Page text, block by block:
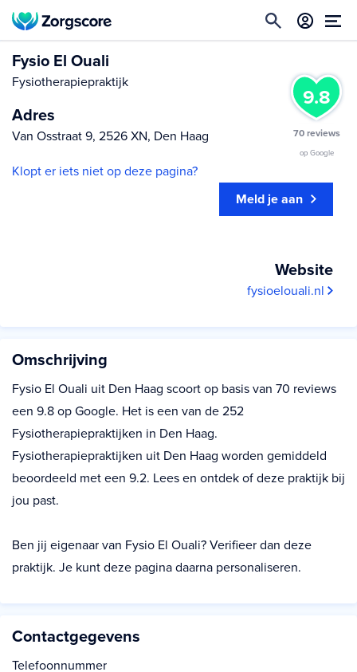
9.8
70 reviews
op Google
Fysio El Ouali
Fysiotherapiepraktijk
Adres
Van Osstraat 9, 2526 XN, Den Haag
Klopt er iets niet op deze pagina?
Meld je aan
Website
fysioelouali.nl
Omschrijving
Fysio El Ouali uit Den Haag scoort op basis van 70 reviews
een 9.8 op Google. Het is een van de 252
Fysiotherapiepraktijken in Den Haag.
Fysiotherapiepraktijken uit Den Haag worden gemiddeld
beoordeeld met een 9.2. Lees en ontdek of deze praktijk bij
jou past.
Ben jij eigenaar van Fysio El Ouali? Verifieer dan deze
praktijk. Je kunt deze pagina daarna personaliseren.
Contactgegevens
Telefoonnummer